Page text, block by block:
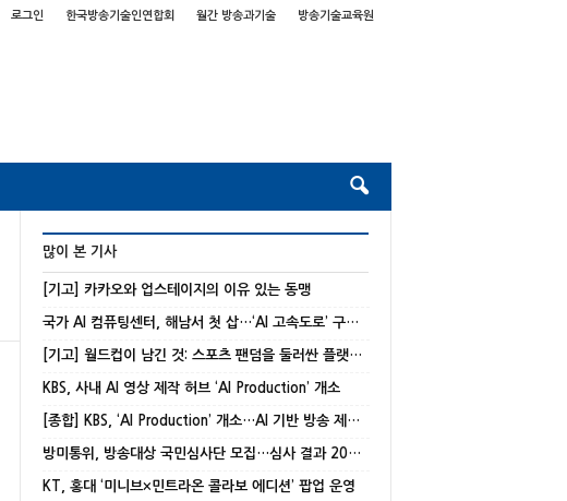
로그인 한국방송기술인연합회 월간 방송과기술 방송기술교육원
많이 본 기사
[기고] 카카오와 업스테이지의 이유 있는 동맹
국가 AI 컴퓨팅센터, 해남서 첫 삽…‘AI 고속도로’ 구축 본격화
[기고] 월드컵이 남긴 것: 스포츠 팬덤을 둘러싼 플랫폼 경쟁의 재편
KBS, 사내 AI 영상 제작 허브 ‘AI Production’ 개소
[종합] KBS, ‘AI Production’ 개소…AI 기반 방송 제작 본격화
방미통위, 방송대상 국민심사단 모집…심사 결과 20% 반영
KT, 홍대 ‘미니브×민트라온 콜라보 에디션’ 팝업 운영